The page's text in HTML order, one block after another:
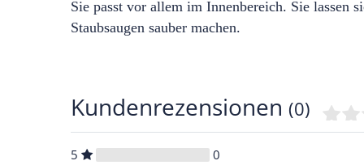
Sie passt vor allem im Innenbereich. Sie lassen
Staubsaugen sauber machen.
Kundenrezensionen (0)
5
0